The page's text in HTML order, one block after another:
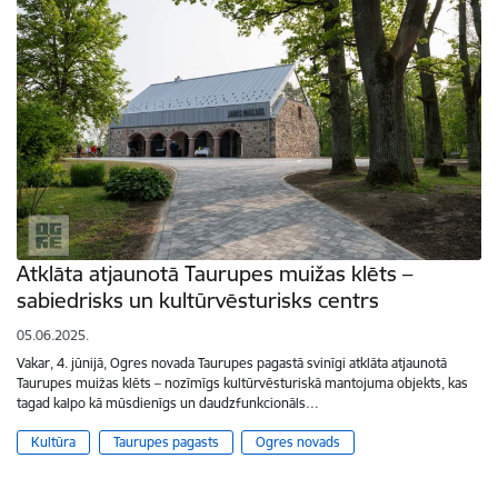
Atklāta atjaunotā Taurupes muižas klēts –
sabiedrisks un kultūrvēsturisks centrs
05.06.2025.
Vakar, 4. jūnijā, Ogres novada Taurupes pagastā svinīgi atklāta atjaunotā
Taurupes muižas klēts – nozīmīgs kultūrvēsturiskā mantojuma objekts, kas
tagad kalpo kā mūsdienīgs un daudzfunkcionāls…
Kultūra Taurupes pagasts Ogres novads